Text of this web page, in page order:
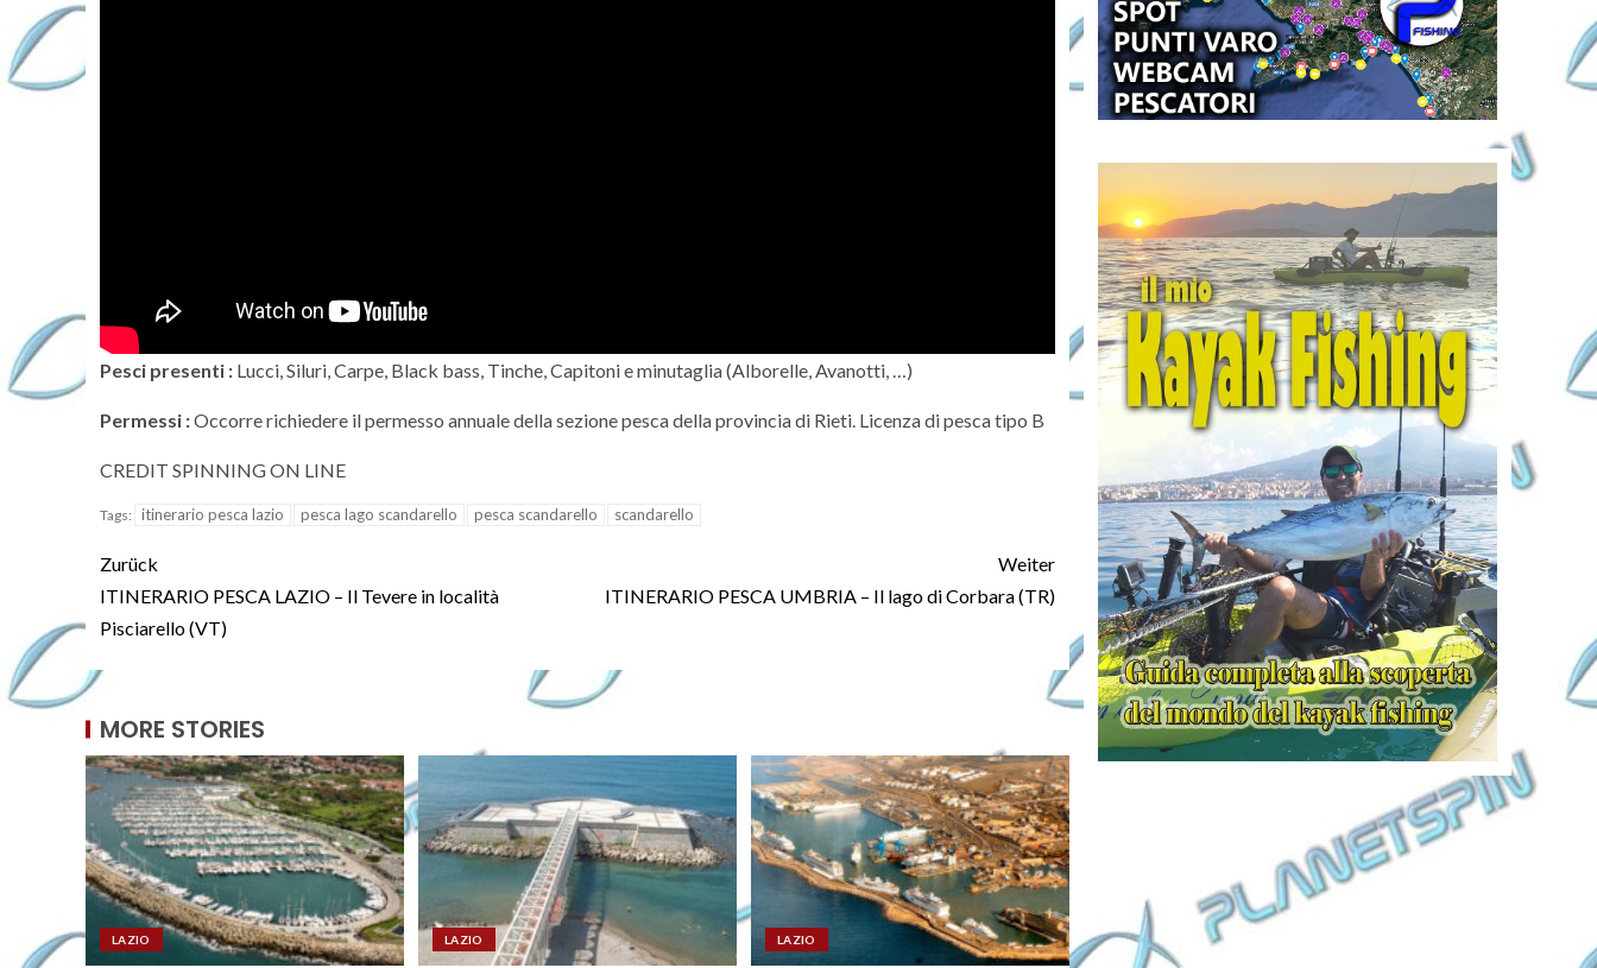
Pesci presenti : Lucci, Siluri, Carpe, Black bass, Tinche, Capitoni e minutaglia (Alborelle, Avanotti, …)
Permessi :Occorre richiedere il permesso annuale della sezione pesca della provincia di Rieti. Licenza di pesca tipo B
CREDIT SPINNING ON LINE
Tags: itinerario pesca lazio pesca lago scandarello pesca scandarello scandarello
Zurück
ITINERARIO PESCA LAZIO – Il Tevere in località
Pisciarello (VT)
Weiter
ITINERARIO PESCA UMBRIA – Il lago di Corbara (TR)
MORE STORIES
LAZIO LAZIO LAZIO